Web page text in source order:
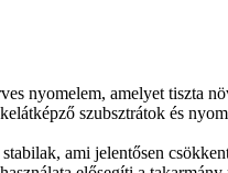
nyomelem, amelyet tiszta
szubsztrátok és
ami jelentősen